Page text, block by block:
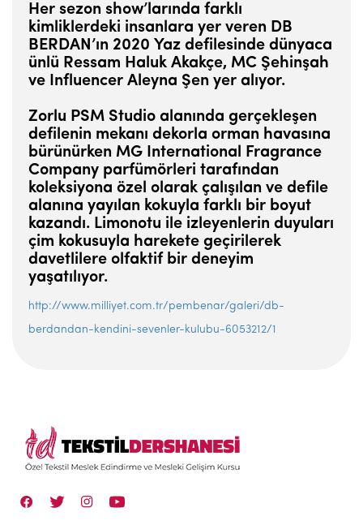
Her sezon show’larında farklı
kimliklerdeki insanlara yer veren DB
BERDAN’ın 2020 Yaz defilesinde dünyaca
ünlü Ressam Haluk Akakçe, MC Şehinşah
ve Influencer Aleyna Şen yer alıyor.
Zorlu PSM Studio alanında gerçekleşen
defilenin mekanı dekorla orman havasına
bürünürken MG International Fragrance
Company parfümörleri tarafından
koleksiyona özel olarak çalışılan ve defile
alanına yayılan kokuyla farklı bir boyut
kazandı. Limonotu ile izleyenlerin duyuları
çim kokusuyla harekete geçirilerek
davetlilere olfaktif bir deneyim
yaşatılıyor.
http://www.milliyet.com.tr/pembenar/galeri/db-
berdandan-kendini-sevenler-kulubu-6053212/1